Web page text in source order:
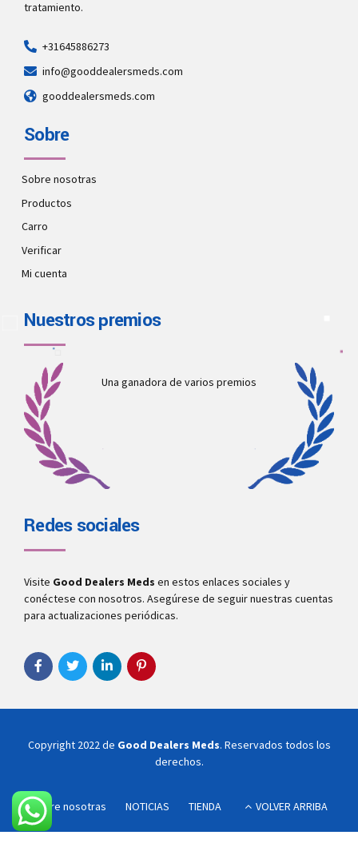
tratamiento.
+31645886273
info@gooddealersmeds.com
gooddealersmeds.com
Sobre
Sobre nosotras
Productos
Carro
Verificar
Mi cuenta
Nuestros premios
Una ganadora de varios premios
Redes sociales
Visite Good Dealers Meds en estos enlaces sociales y
conéctese con nosotros. Asegúrese de seguir nuestras cuentas
para actualizaciones periódicas.
Copyright 2022 de Good Dealers Meds. Reservados todos los
derechos.
Sobre nosotras NOTICIAS TIENDA VOLVER ARRIBA